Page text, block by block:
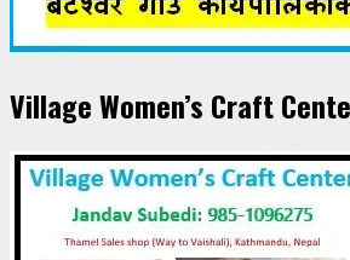
Village Women’s Craft